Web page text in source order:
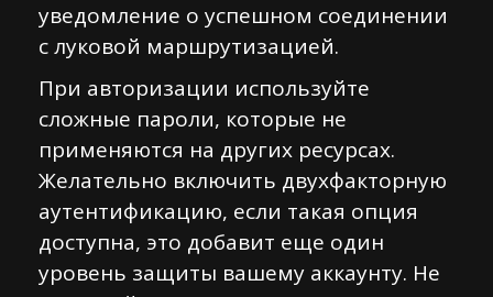
уведомление о успешном соединении
с луковой маршрутизацией.
При авторизации используйте
сложные пароли, которые не
применяются на других ресурсах.
Желательно включить двухфакторную
аутентификацию, если такая опция
доступна, это добавит еще один
уровень защиты вашему аккаунту. Не